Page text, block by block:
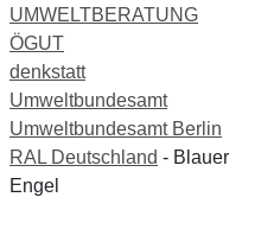
UMWELTBERATUNG
ÖGUT
denkstatt
Umweltbundesamt
Umweltbundesamt Berlin
RAL Deutschland - Blauer
Engel